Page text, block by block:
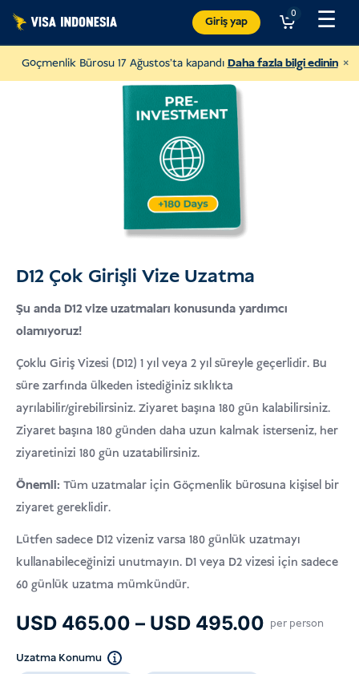
İçeriğe
atla
Giriş yap
0 ☰
Göçmenlik Bürosu 17 Ağustos'ta kapandı Daha fazla bilgi edinin ×
D12 Çok Girişli Vize Uzatma
Şu anda D12 vize uzatmaları konusunda yardımcı
olamıyoruz!
Çoklu Giriş Vizesi (D12) 1 yıl veya 2 yıl süreyle geçerlidir. Bu
süre zarfında ülkeden istediğiniz sıklıkta
ayrılabilir/girebilirsiniz. Ziyaret başına 180 gün kalabilirsiniz.
Ziyaret başına 180 günden daha uzun kalmak isterseniz, her
ziyaretinizi 180 gün uzatabilirsiniz.
Önemli: Tüm uzatmalar için Göçmenlik bürosuna kişisel bir
ziyaret gereklidir.
Lütfen sadece D12 vizeniz varsa 180 günlük uzatmayı
kullanabileceğinizi unutmayın. D1 veya D2 vizesi için sadece
60 günlük uzatma mümkündür.
USD 465.00 – USD 495.00 Fiyat
per person
Uzatma Konumu
JAAN'a Bağış Yapın
ve her türlü hayvana yardım etmek